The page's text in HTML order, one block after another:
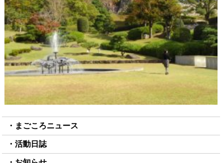
まごころニュース
活動日誌